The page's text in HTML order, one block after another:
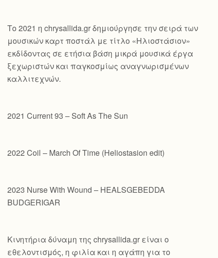
Το 2021 η chrysallida.gr δημιούργησε την σειρά των
μουσικών καρτ ποστάλ με τίτλο «Ηλιοστάσιον»
εκδίδοντας σε ετήσια βάση μικρά μουσικά έργα
ξεχωριστών και παγκοσμίως αναγνωρισμένων
καλλιτεχνών.
2021 Current 93 – Soft As The Sun
2022 Coil – March Of Time (Heliostasion edit)
2023 Nurse With Wound – HEALSGEBEDDA
BUDGERIGAR
Κινητήρια δύναμη της chrysallida.gr είναι ο
εθελοντισμός, η φιλία και η αγάπη για το